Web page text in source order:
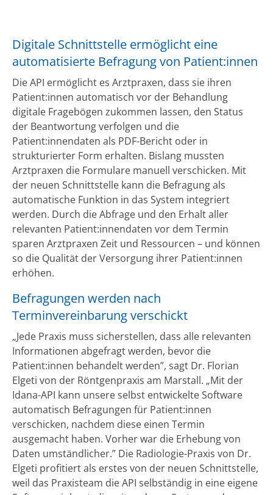
Digitale Schnittstelle ermöglicht eine
automatisierte Befragung von Patient:innen
Die API ermöglicht es Arztpraxen, dass sie ihren
Patient:innen automatisch vor der Behandlung
digitale Fragebögen zukommen lassen, den Status
der Beantwortung verfolgen und die
Patient:innendaten als PDF-Bericht oder in
strukturierter Form erhalten. Bislang mussten
Arztpraxen die Formulare manuell verschicken. Mit
der neuen Schnittstelle kann die Befragung als
automatische Funktion in das System integriert
werden. Durch die Abfrage und den Erhalt aller
relevanten Patient:innendaten vor dem Termin
sparen Arztpraxen Zeit und Ressourcen – und können
so die Qualität der Versorgung ihrer Patient:innen
erhöhen.
Befragungen werden nach
Terminvereinbarung verschickt
„Jede Praxis muss sicherstellen, dass alle relevanten
Informationen abgefragt werden, bevor die
Patient:innen behandelt werden”, sagt Dr. Florian
Elgeti von der Röntgenpraxis am Marstall. „Mit der
Idana-API kann unsere selbst entwickelte Software
automatisch Befragungen für Patient:innen
verschicken, nachdem diese einen Termin
ausgemacht haben. Vorher war die Erhebung von
Daten umständlicher.” Die Radiologie-Praxis von Dr.
Elgeti profitiert als erstes von der neuen Schnittstelle,
weil das Praxisteam die API selbständig in eine eigene